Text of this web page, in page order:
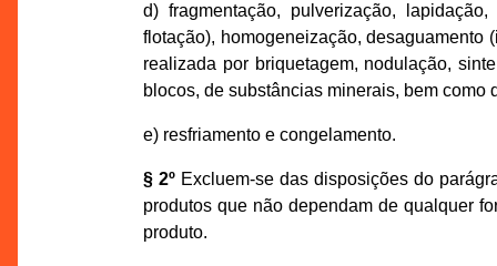
d) fragmentação, pulverização,
flotação), homogeneização, desaguamento
realizada por briquetagem, nodulação,
blocos, de substâncias minerais, bem
e) resfriamento e congelamento.
§ 2º Excluem-se das disposições do
produtos que não dependam de qualquer
produto.